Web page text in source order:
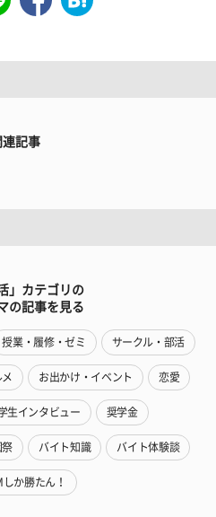
連記事
」カテゴリの
の記事を見る
授業・履修・ゼミ サークル・部活
お出かけ・イベント 恋愛
生インタビュー 奨学金
祭 バイト知識 バイト体験談
か勝たん！